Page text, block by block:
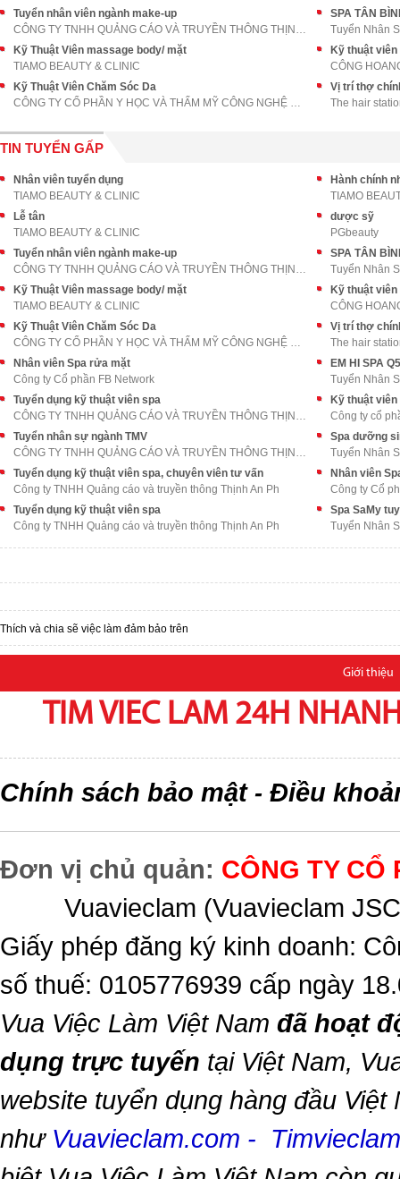
Tuyển nhân viên ngành make-up
CÔNG TY TNHH QUẢNG CÁO VÀ TRUYỀN THÔNG THỊNH AN PH
SPA TÂN
Tuyển Nhân
Kỹ Thuật Viên massage body/ mặt
TIAMO BEAUTY & CLINIC
Kỹ thuật viên
CÔNG
Kỹ Thuật Viên Chăm Sóc Da
CÔNG TY CỔ PHẦN Y HỌC VÀ THẨM MỸ CÔNG NGHỆ CAO VỆ
Vị trí thợ
The hair
TIN TUYỂN GẤP
Nhân viên tuyển dụng
TIAMO BEAUTY & CLINIC
Hành chính
TIAMO
Lễ tân
TIAMO BEAUTY & CLINIC
dược sỹ
PGbeauty
Tuyển nhân viên ngành make-up
CÔNG TY TNHH QUẢNG CÁO VÀ TRUYỀN THÔNG THỊNH AN PH
SPA TÂN
Tuyển Nhân
Kỹ Thuật Viên massage body/ mặt
TIAMO BEAUTY & CLINIC
Kỹ thuật viên
CÔNG
Kỹ Thuật Viên Chăm Sóc Da
CÔNG TY CỔ PHẦN Y HỌC VÀ THẨM MỸ CÔNG NGHỆ CAO VỆ
Vị trí thợ
The hair
Nhân viên Spa rửa mặt
Công ty Cổ phần FB Network
Tuyển Nhân
Tuyển dụng kỹ thuật viên spa
CÔNG TY TNHH QUẢNG CÁO VÀ TRUYỀN THÔNG THỊNH AN PH
Kỹ thuật viên
Công ty cổ
Tuyển nhân sự ngành TMV
CÔNG TY TNHH QUẢNG CÁO VÀ TRUYỀN THÔNG THỊNH AN PH
Tuyển Nhân
Tuyển dụng kỹ thuật viên spa, chuyên viên tư vấn
Công ty TNHH Quảng cáo và truyền thông Thịnh An Ph
Nhân viên
Công ty Cổ
Tuyển dụng kỹ thuật viên spa
Công ty TNHH Quảng cáo và truyền thông Thịnh An Ph
Tuyển Nhân
Thích và chia sẽ việc làm đảm bảo trên
Giới thiệu
TIM VIEC LAM 24H
Chính sách bảo mật- Điều
Đơn vị chủ quản: CÔNG TY CỔ
Vuavieclam (Vuavieclam
Giấy phép đăng ký kinh doanh:
số thuế: 0105776939 cấp ngày
Vua Việc Làm Việt Nam đã hoạt
dụng trực tuyến tại Việt Nam,
website tuyển dụng hàng đầu Việt
như Vuavieclam.com -